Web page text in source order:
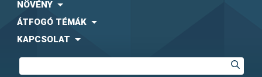
NÖVÉNY
ÁTFOGÓ TÉMÁK
KAPCSOLAT